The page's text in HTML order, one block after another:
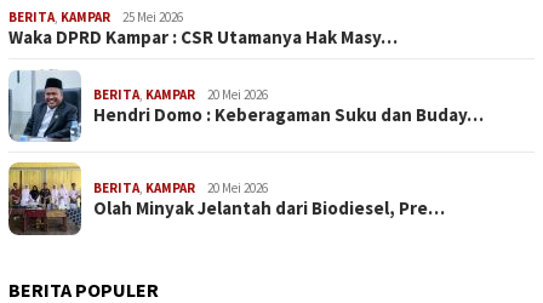
BERITA KAMPAR 25 Mei 2026
Waka DPRD Kampar : CSR Utamanya Hak Masy…
BERITA KAMPAR 20 Mei 2026
Hendri Domo : Keberagaman Suku dan Buday…
BERITA KAMPAR 20 Mei 2026
Olah Minyak Jelantah dari Biodiesel, Pre…
BERITA POPULER